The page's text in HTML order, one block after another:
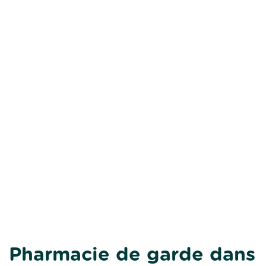
Pharmacie de garde dans